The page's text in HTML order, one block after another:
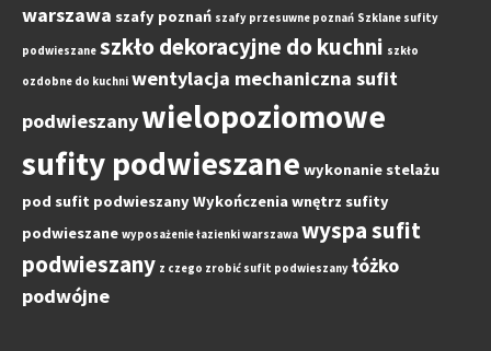
warszawa szafy poznań szafy przesuwne poznań Szklane sufity
podwieszane szkło dekoracyjne do kuchni szkło
ozdobne do kuchni wentylacja mechaniczna sufit
podwieszanywielopoziomowe
sufity podwieszane wykonanie stelażu
pod sufit podwieszanyWykończenia wnętrz sufity
podwieszane wyposażenie łazienki warszawa wyspa sufit
podwieszany z czego zrobić sufit podwieszany łóżko
podwójne